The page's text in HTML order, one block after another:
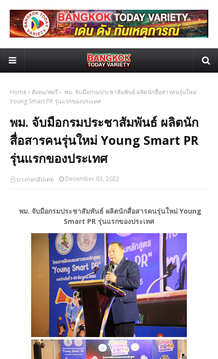
Home สังคม/สตรี
พม. จับมือกรมประชาสัมพันธ์ ผลิตนักสื่อสารคนรุ่นใหม่
Young Smart PR รุ่นแรกของประเทศ
พม. จับมือกรมประชาสัมพันธ์ ผลิตนัก
สื่อสารคนรุ่นใหม่ Young Smart PR
รุ่นแรกของประเทศ
บางกอกอัปเดต December 03, 2022
พม. จับมือกรมประชาสัมพันธ์ ผลิตนักสื่อสารคนรุ่นใหม่ Young
Smart PR รุ่นแรกของประเทศ